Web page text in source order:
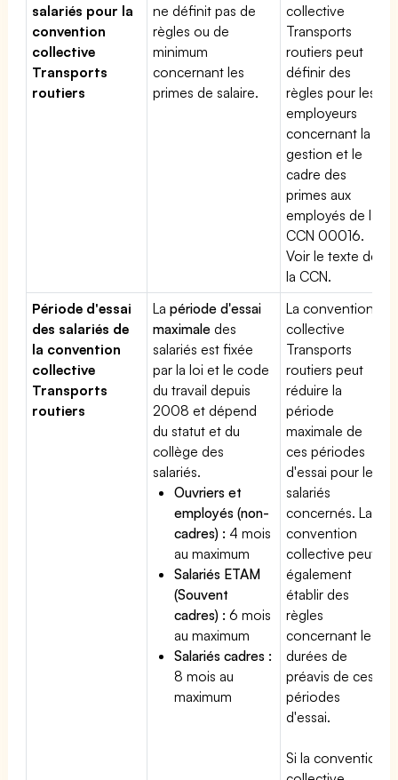
salariés pour la
convention
collective
Transports
routiers
ne définit pas de
règles ou de
minimum
concernant les
primes de salaire.
collective
Transports
routiers peut
définir des
règles pour les
employeurs
concernant la
gestion et le
cadre des
primes aux
employés de la
CCN 00016.
Voir le texte de
la CCN.
Période d'essai
des salariés de
la convention
collective
Transports
routiers
Lapériode d'essai
maximale des
salariés est fixée
par la loi et le code
du travail depuis
2008 et dépend
du statut et du
collège des
salariés.
Ouvriers et
employés (non-
cadres) : 4 mois
au maximum
Salariés ETAM
(Souvent
cadres) : 6 mois
au maximum
Salariés cadres :
8 mois au
maximum
La convention
collective
Transports
routiers peut
réduire la
période
maximale de
ces périodes
d'essai pour les
salariés
concernés. La
convention
collective peut
également
établir des
règles
concernant les
durées de
préavis de ces
périodes
d'essai.
Si la convention